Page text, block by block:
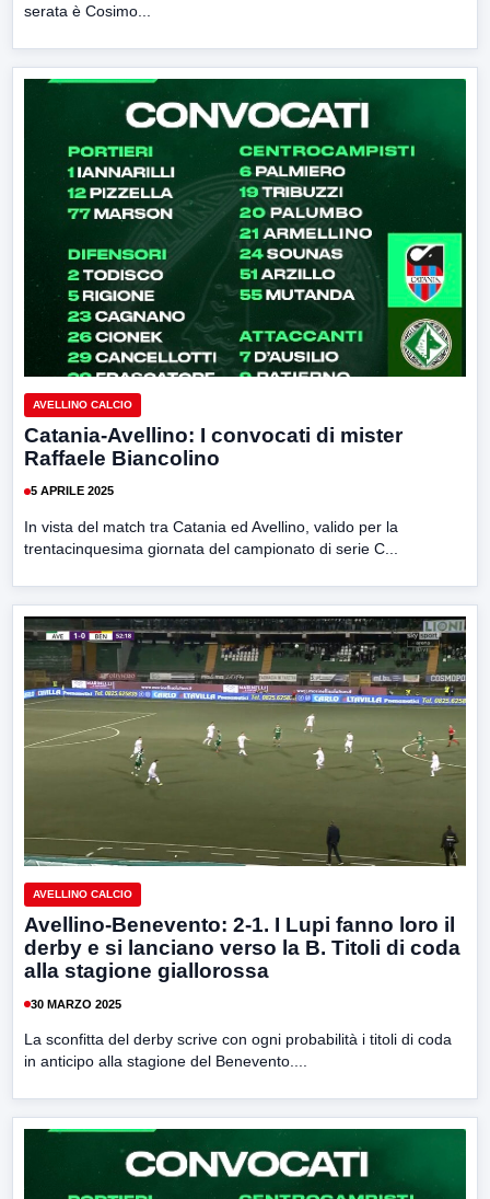
serata è Cosimo...
AVELLINO CALCIO
Catania-Avellino: I convocati di mister
Raffaele Biancolino
5 APRILE 2025
In vista del match tra Catania ed Avellino, valido per la
trentacinquesima giornata del campionato di serie C...
AVELLINO CALCIO
Avellino-Benevento: 2-1. I Lupi fanno loro il
derby e si lanciano verso la B. Titoli di coda
alla stagione giallorossa
30 MARZO 2025
La sconfitta del derby scrive con ogni probabilità i titoli di coda
in anticipo alla stagione del Benevento....